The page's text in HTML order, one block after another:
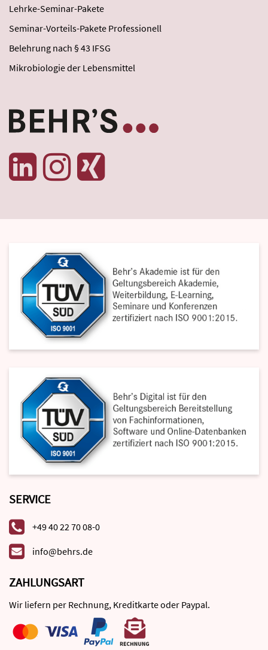
Lehrke-Seminar-Pakete
Seminar-Vorteils-Pakete Professionell
Belehrung nach § 43 IFSG
Mikrobiologie der Lebensmittel
SERVICE
+49 40 22 70 08-0
info@behrs.de
ZAHLUNGSART
Wir liefern per Rechnung, Kreditkarte oder Paypal.